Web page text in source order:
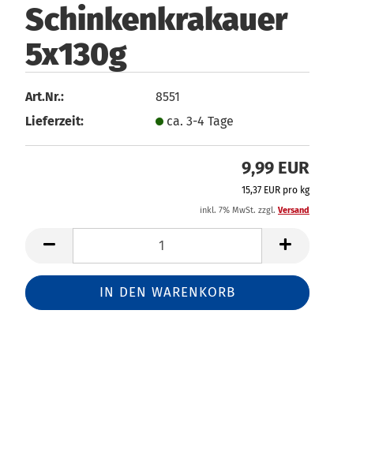
Schinkenkrakauer
5x130g
Art.Nr.:
8551
Lieferzeit:
ca. 3-4 Tage
9,99 EUR
15,37 EUR pro kg
inkl. 7% MwSt. zzgl. Versand